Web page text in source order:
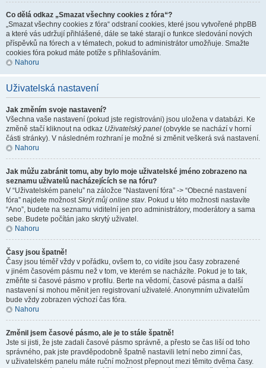
Co dělá odkaz „Smazat všechny cookies z fóra“?
„Smazat všechny cookies z fóra“ odstraní cookies, které jsou vytvořené phpBB
a které vás udržují přihlášené, dále se také starají o funkce sledování nových
příspěvků na fórech a v tématech, pokud to administrátor umožňuje. Smažte
cookies fóra pokud máte potíže s přihlašováním.
Nahoru
Uživatelská nastavení
Jak změním svoje nastavení?
Všechna vaše nastavení (pokud jste registrováni) jsou uložena v databázi. Ke
změně stačí kliknout na odkaz Uživatelský panel (obvykle se nachází v horní
části stránky). V následném rozhraní je možné si změnit veškerá svá nastavení.
Nahoru
Jak můžu zabránit tomu, aby bylo moje uživatelské jméno zobrazeno na
seznamu uživatelů nacházejících se na fóru?
V “Uživatelském panelu” na záložce “Nastavení fóra” -> “Obecné nastavení
fóra” najdete možnostSkrýt můj online stav. Pokud u této možnosti nastavíte
“Ano”, budete na seznamu viditelní jen pro administrátory, moderátory a sama
sebe. Budete počítán jako skrytý uživatel.
Nahoru
Časy jsou špatně!
Časy jsou téměř vždy v pořádku, ovšem to, co vidíte jsou časy zobrazené
v jiném časovém pásmu než v tom, ve kterém se nacházíte. Pokud je to tak,
změňte si časové pásmo v profilu. Berte na vědomí, časové pásma a další
nastavení si mohou měnit jen registrovaní uživatelé. Anonymním uživatelům
bude vždy zobrazen výchozí čas fóra.
Nahoru
Změnil jsem časové pásmo, ale je to stále špatně!
Jste si jisti, že jste zadali časové pásmo správně, a přesto se čas liší od toho
správného, pak jste pravděpodobně špatně nastavili letní nebo zimní čas,
v uživatelském panelu máte ruční možnost přepnout mezi těmito dvěma časy.